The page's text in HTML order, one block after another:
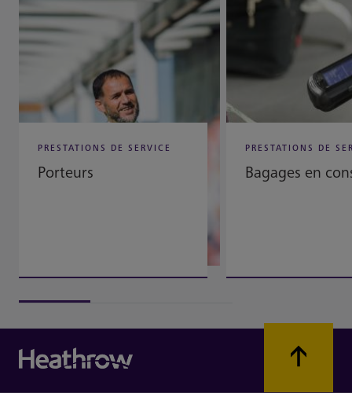
PRESTATIONS DE SERVICE
Porteurs
PRESTATIONS DE
Bagages en